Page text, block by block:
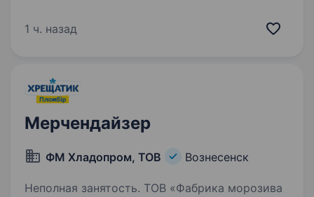
«Продавця-Касира». Що ми від тебе чекаємо ?
1 ч. назад
Мерчендайзер
ФМ Хладопром, ТОВ Вознесенск
Неполная занятость. ТОВ «Фабрика морозива